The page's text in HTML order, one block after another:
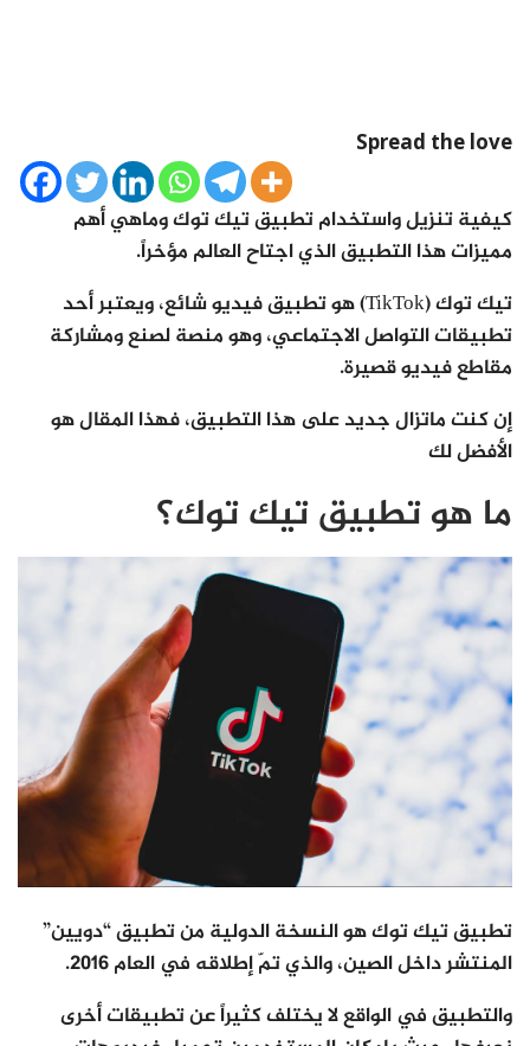
Spread the love
كيفية تنزيل واستخدام تطبيق تيك توك وماهي أهم
مميزات هذا التطبيق الذي اجتاح العالم مؤخراً.
تيك توك (TikTok) هو تطبيق فيديو شائع، ويعتبر أحد
تطبيقات التواصل الاجتماعي، وهو منصة لصنع ومشاركة
مقاطع فيديو قصيرة.
إن كنت ماتزال جديد على هذا التطبيق، فهذا المقال هو
الأفضل لك
ما هو تطبيق تيك توك؟
تطبيق تيك توك هو النسخة الدولية من تطبيق “دويين”
المنتشر داخل الصين، والذي تمّ إطلاقه في العام 2016.
والتطبيق في الواقع لا يختلف كثيراً عن تطبيقات أخرى